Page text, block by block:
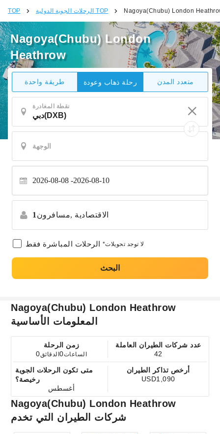
TOP الرحلات الجوية الدولية TOP Nagoya(Chubu) London
Nagoya(Chubu) London
Heathrow
طريقة واحدة رحلة ذهاب وعودة متعدد المدن
نقطة المغادرة
2026-08-08 2026-08-10
1 مسافرون, الاقتصادية
الرحلات المباشرة فقط *لا توجد تحويلات
البحث
Nagoya(Chubu) London Heathrow
المعلومات الأساسية
زمن الرحلة
0
الساعات0الدقائق
عدد شركات الطيران العاملة
42
متى تكون الرحلات الجوية
رخيصة؟
أغسطس
أرخص تذاكر الطيران
USD1,090
Nagoya(Chubu) London Heathrow
شركات الطيران التي تخدم